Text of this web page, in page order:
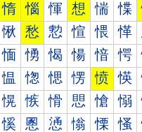
惰 惱 惲 想 惴 惵
愀 愁 愂 愃 愄 愅
愐 愑 愒 愓 愔 愕
愠 愡 愢 愣 愤 愥
愰 愱 愲 愳 愴 愵
慀 慁 慂 慃 慄 慅